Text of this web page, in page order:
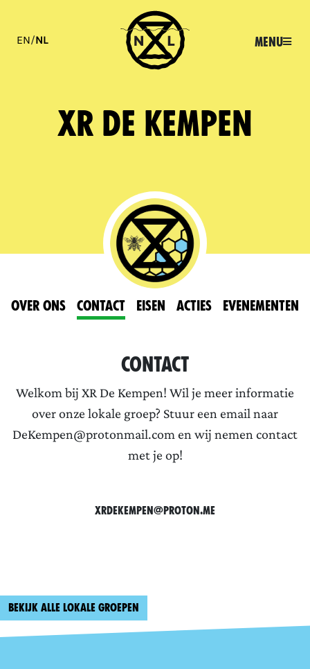
EN/NL Menu
XR De Kempen
OVER ONS Contact Eisen Acties Evenementen
Contact
Welkom bij XR De Kempen! Wil je meer informatie
over onze lokale groep? Stuur een email naar
DeKempen@protonmail.com en wij nemen contact
met je op!
XRDeKempen@proton.me
Bekijk alle lokale groepen